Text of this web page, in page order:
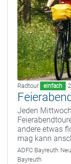
Radtour einfach
Jeden
andere etwas
mag kann
ADFC Bayreuth
Bayreuth